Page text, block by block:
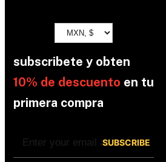
subscribete y obten
10% de descuento en tu
primera compra